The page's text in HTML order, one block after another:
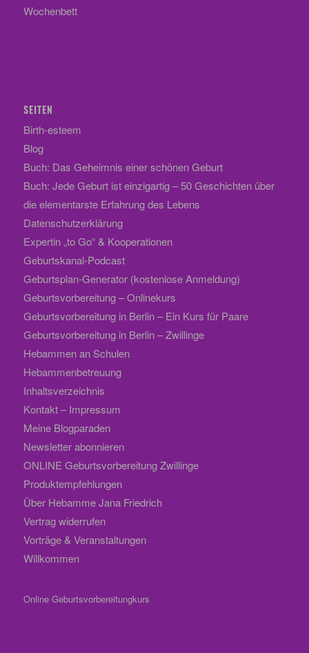
Wochenbett
SEITEN
Birth-esteem
Blog
Buch: Das Geheimnis einer schönen Geburt
Buch: Jede Geburt ist einzigartig – 50 Geschichten über
die elementarste Erfahrung des Lebens
Datenschutzerklärung
Expertin „to Go“ & Kooperationen
Geburtskanal-Podcast
Geburtsplan-Generator (kostenlose Anmeldung)
Geburtsvorbereitung – Onlinekurs
Geburtsvorbereitung in Berlin – Ein Kurs für Paare
Geburtsvorbereitung in Berlin – Zwillinge
Hebammen an Schulen
Hebammenbetreuung
Inhaltsverzeichnis
Kontakt – Impressum
Meine Blogparaden
Newsletter abonnieren
ONLINE Geburtsvorbereitung Zwillinge
Produktempfehlungen
Über Hebamme Jana Friedrich
Vertrag widerrufen
Vorträge & Veranstaltungen
Willkommen
Online Geburtsvorbereitungkurs